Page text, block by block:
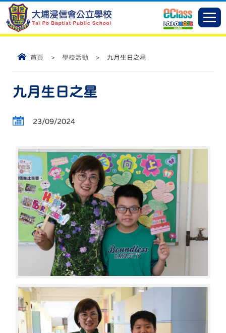
首頁 > 學校活動 > 九月生日之星
九月生日之星
23/09/2024